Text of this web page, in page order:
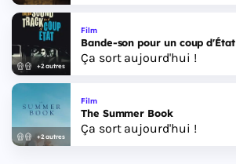
+2 autres
Film
Bande-son pour un coup d'État
Ça sort aujourd'hui !
+2 autres
Film
The Summer Book
Ça sort aujourd'hui !